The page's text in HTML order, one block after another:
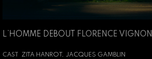
L’HOMME DEBOUT FLORENCE VIGNON
CAST ZITA HANROT, JACQUES GAMBLIN